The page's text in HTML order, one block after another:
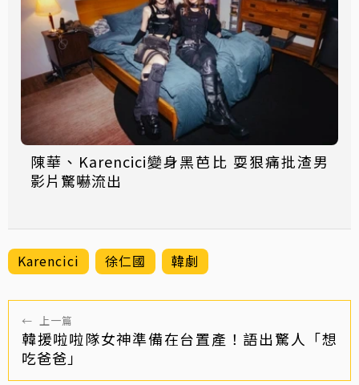
陳華、Karencici變身黑芭比 耍狠痛批渣男
影片驚嚇流出
Karencici 徐仁國 韓劇
← 上一篇
韓援啦啦隊女神準備在台置產！語出驚人「想
吃爸爸」